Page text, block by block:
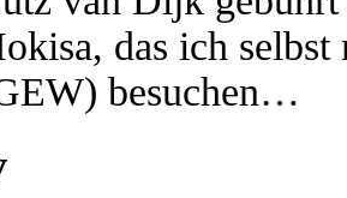
das ich
besuchen…